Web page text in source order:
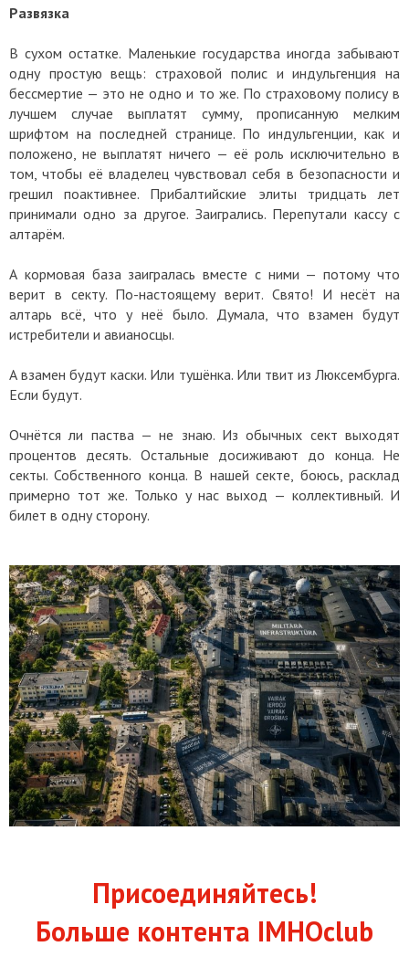
Развязка
В сухом остатке. Маленькие государства иногда забывают
одну простую вещь: страховой полис и индульгенция на
бессмертие — это не одно и то же. По страховому полису в
лучшем случае выплатят сумму, прописанную мелким
шрифтом на последней странице. По индульгенции, как и
положено, не выплатят ничего — её роль исключительно в
том, чтобы её владелец чувствовал себя в безопасности и
грешил поактивнее. Прибалтийские элиты тридцать лет
принимали одно за другое. Заигрались. Перепутали кассу с
алтарём.
А кормовая база заигралась вместе с ними — потому что
верит в секту. По-настоящему верит. Свято! И несёт на
алтарь всё, что у неё было. Думала, что взамен будут
истребители и авианосцы.
А взамен будут каски. Или тушёнка. Или твит из Люксембурга.
Если будут.
Очнётся ли паства — не знаю. Из обычных сект выходят
процентов десять. Остальные досиживают до конца. Не
секты. Собственного конца. В нашей секте, боюсь, расклад
примерно тот же. Только у нас выход — коллективный. И
билет в одну сторону.
Присоединяйтесь!
Больше контента IMHOclub